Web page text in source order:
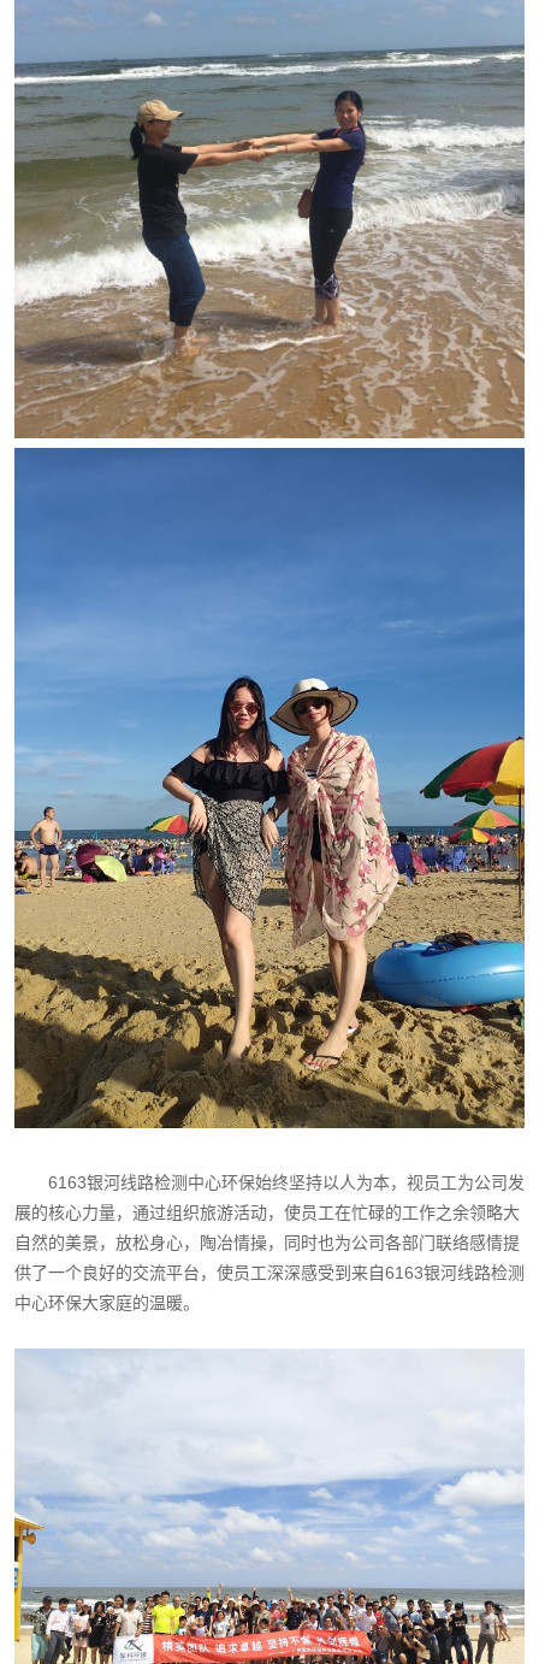
6163银河线路检测中心环保始终坚持以人为本，视员工为公司发
展的核心力量，通过组织旅游活动，使员工在忙碌的工作之余领略大
自然的美景，放松身心，陶冶情操，同时也为公司各部门联络感情提
供了一个良好的交流平台，使员工深深感受到来自6163银河线路检测
中心环保大家庭的温暖。